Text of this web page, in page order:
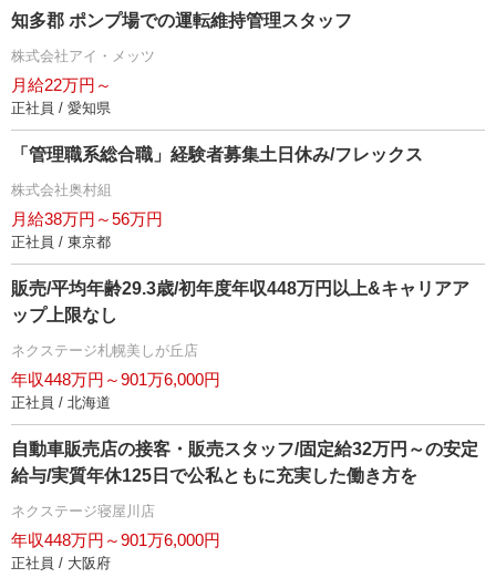
知多郡 ポンプ場での運転維持管理スタッフ
株式会社アイ・メッツ
月給22万円～
正社員 / 愛知県
「管理職系総合職」経験者募集土日休み/フレックス
株式会社奥村組
月給38万円～56万円
正社員 / 東京都
販売/平均年齢29.3歳/初年度年収448万円以上&キャリアア
ップ上限なし
ネクステージ札幌美しが丘店
年収448万円～901万6,000円
正社員 / 北海道
自動車販売店の接客・販売スタッフ/固定給32万円～の安定
給与/実質年休125日で公私ともに充実した働き方を
ネクステージ寝屋川店
年収448万円～901万6,000円
正社員 / 大阪府